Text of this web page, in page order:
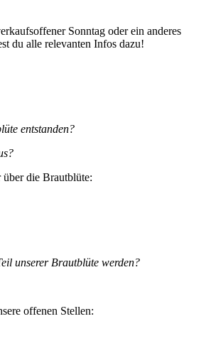
Sonntag oder ein anderes
du alle relevanten Infos dazu!
entstanden?
die Brautblüte:
unsererBrautblüte werden?
offenen Stellen: